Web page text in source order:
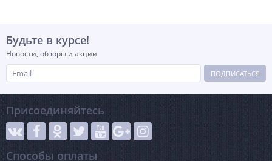
Будьте в курсе!
Новости, обзоры и акции
ПОДПИСАТЬСЯ
Присоединяйтесь
Способы оплаты